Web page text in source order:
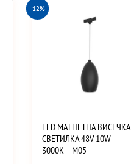
-12%
LED МАГНЕТНА ВИСЕЧКА
СВЕТИЛКА 48V 10W
3000K – M05